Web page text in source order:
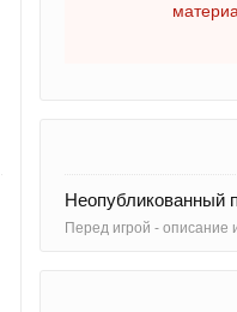
Неопубликованный
Перед игрой - oписание